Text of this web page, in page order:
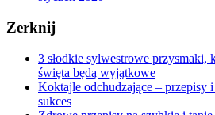
Zerknij
3 słodkie sylwestrowe przysmaki,
święta będą wyjątkowe
Koktajle odchudzające – przepisy
sukces